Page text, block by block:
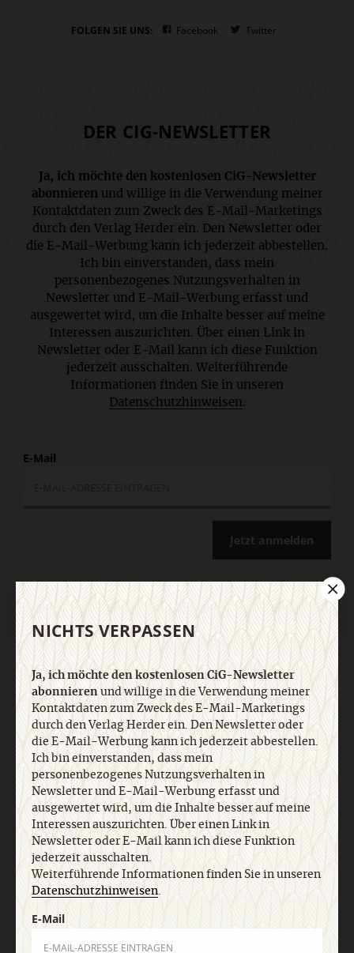
FOLGEN SIE UNS: Facebook Twitter
DER CIG-NEWSLETTER
Ja, ich möchte den kostenlosen CiG-Newsletter
abonnieren und willige in die Verwendung meiner
Kontaktdaten zum Zweck des E-Mail-Marketings
durch den Verlag Herder ein. Den Newsletter oder
die E-Mail-Werbung kann ich jederzeit abbestellen.
Ich bin einverstanden, dass mein
personenbezogenes Nutzungsverhalten in
Newsletter und E-Mail-Werbung erfasst und
ausgewertet wird, um die Inhalte besser auf meine
Interessen auszurichten. Über einen Link in
Newsletter oder E-Mail kann ich diese Funktion
jederzeit ausschalten. Weiterführende
Informationen finden Sie in unseren
Datenschutzhinweisen .
E-Mail
Jetzt anmelden
AGB und Widerrufsbelehrung Datenschutz
Barrierefreiheit
Impressum
Vertrag widerrufen Abo online kündigen
NICHTS VERPASSEN
Ja, ich möchte den kostenlosen CiG-Newsletter
abonnierenund willige in die Verwendung meiner
Kontaktdaten zum Zweck des E-Mail-Marketings
durch den Verlag Herder ein. Den Newsletter oder
die E-Mail-Werbung kann ich jederzeit abbestellen.
Ich bin einverstanden, dass mein
personenbezogenes Nutzungsverhalten in
Newsletter und E-Mail-Werbung erfasst und
ausgewertet wird, um die Inhalte besser auf meine
Interessen auszurichten. Über einen Link in
Newsletter oder E-Mail kann ich diese Funktion
jederzeit ausschalten.
Weiterführende Informationen finden Sie in unseren
Datenschutzhinweisen.
E-Mail